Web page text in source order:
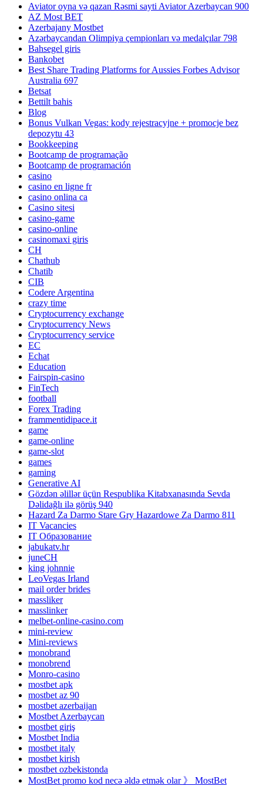
Aviator oyna və qazan Rəsmi sayti Aviator Azerbaycan 900
AZ Most BET
Azerbajany Mostbet
Azərbaycandan Olimpiya çempionları və medalçılar 798
Bahsegel giris
Bankobet
Best Share Trading Platforms for Aussies Forbes Advisor
Australia 697
Betsat
Bettilt bahis
Blog
Bonus Vulkan Vegas: kody rejestracyjne + promocje bez
depozytu 43
Bookkeeping
Bootcamp de programação
Bootcamp de programación
casino
casino en ligne fr
casino onlina ca
Casino sitesi
casino-game
casino-online
casinomaxi giris
CH
Chathub
Chatib
CIB
Codere Argentina
crazy time
Cryptocurrency exchange
Cryptocurrency News
Cryptocurrency service
EC
Echat
Education
Fairspin-casino
FinTech
football
Forex Trading
frammentidipace.it
game
game-online
game-slot
games
gaming
Generative AI
Gözdən əlillər üçün Respublika Kitabxanasında Sevda
Dəlidağlı ilə görüş 940
Hazard Za Darmo Stare Gry Hazardowe Za Darmo 811
IT Vacancies
IT Образование
jabukatv.hr
juneCH
king johnnie
LeoVegas Irland
mail order brides
massliker
masslinker
melbet-online-casino.com
mini-review
Mini-reviews
monobrand
monobrend
Monro-casino
mostbet apk
mostbet az 90
mostbet azerbaijan
Mostbet Azerbaycan
mostbet giriş
Mostbet India
mostbet italy
mostbet kirish
mostbet ozbekistonda
MostBet promo kod necə əldə etmək olar 》 MostBet